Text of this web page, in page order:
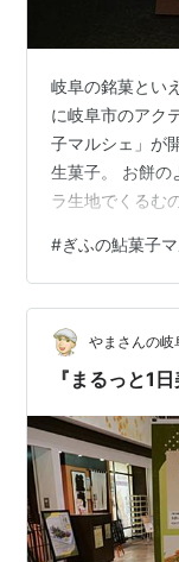
岐阜の銘菓とい
に岐阜市のアク
子マルシェ」が
生菓子。 お餅の
ラ生地でくるむ
と、それぞれの
独自の工夫を凝
地方各地にある
でなく、マルシ
ウイスキーを
#ぎふの鮎菓子
やまさんの岐
『まるっと1